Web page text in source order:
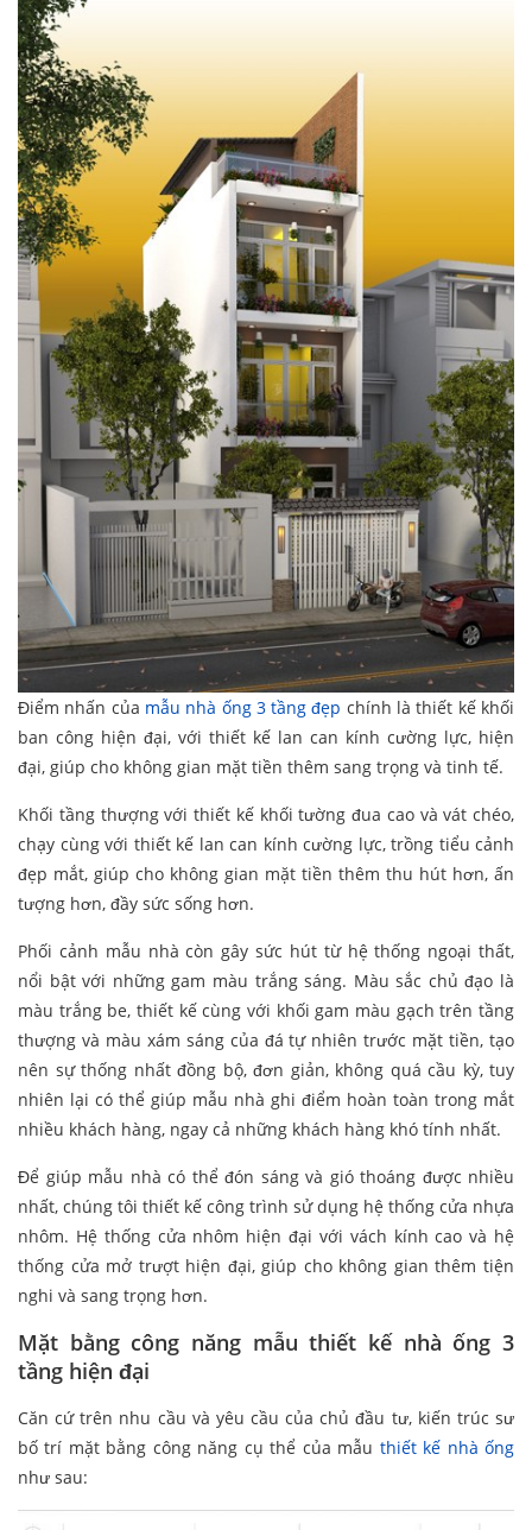
Điểm nhấn của mẫu nhà ống 3 tầng đẹp chính là thiết kế khối
ban công hiện đại, với thiết kế lan can kính cường lực, hiện
đại, giúp cho không gian mặt tiền thêm sang trọng và tinh tế.
Khối tầng thượng với thiết kế khối tường đua cao và vát chéo,
chạy cùng với thiết kế lan can kính cường lực, trồng tiểu cảnh
đẹp mắt, giúp cho không gian mặt tiền thêm thu hút hơn, ấn
tượng hơn, đầy sức sống hơn.
Phối cảnh mẫu nhà còn gây sức hút từ hệ thống ngoại thất,
nổi bật với những gam màu trắng sáng. Màu sắc chủ đạo là
màu trắng be, thiết kế cùng với khối gam màu gạch trên tầng
thượng và màu xám sáng của đá tự nhiên trước mặt tiền, tạo
nên sự thống nhất đồng bộ, đơn giản, không quá cầu kỳ, tuy
nhiên lại có thể giúp mẫu nhà ghi điểm hoàn toàn trong mắt
nhiều khách hàng, ngay cả những khách hàng khó tính nhất.
Để giúp mẫu nhà có thể đón sáng và gió thoáng được nhiều
nhất, chúng tôi thiết kế công trình sử dụng hệ thống cửa nhựa
nhôm. Hệ thống cửa nhôm hiện đại với vách kính cao và hệ
thống cửa mở trượt hiện đại, giúp cho không gian thêm tiện
nghi và sang trọng hơn.
Mặt bằng công năng mẫu thiết kế nhà ống 3
tầng hiện đại
Căn cứ trên nhu cầu và yêu cầu của chủ đầu tư, kiến trúc sư
bố trí mặt bằng công năng cụ thể của mẫu thiết kế nhà ống
như sau: